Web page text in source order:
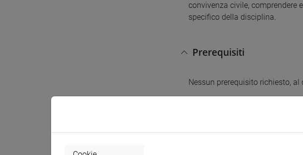
convivenza civile, comprendere
specifico della disciplina.
Prerequisiti
Nessun prerequisito richiesto,